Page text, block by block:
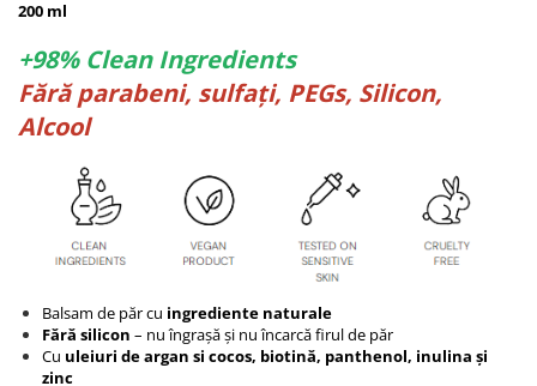
200 ml
+98% Clean Ingredients
Fără parabeni, sulfați, PEGs, Silicon,
Alcool
Balsam de păr cu ingrediente naturale
Fără silicon – nu îngrașă și nu încarcă firul de păr
Cu uleiuri de argan si cocos, biotină, panthenol, inulina și
zinc